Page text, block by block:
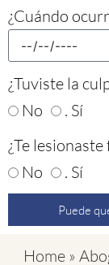
¿Cuándo
¿Tuviste la
No
. Sí
¿Te
No
. Sí
Puede
Home »